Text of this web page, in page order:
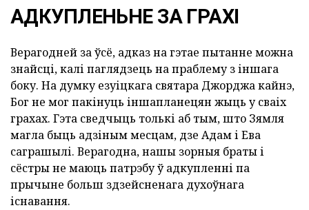
АДКУПЛЕНЬНЕ ЗА ГРАХІ
Верагодней за ўсё, адказ на гэтае пытанне можна
знайсці, калі паглядзець на праблему з іншага
боку. На думку езуіцкага святара Джорджа кайнэ,
Бог не мог пакінуць іншапланецян жыць у сваіх
грахах. Гэта сведчыць толькі аб тым, што Зямля
магла быць адзіным месцам, дзе Адам і Ева
саграшылі. Верагодна, нашы зорныя браты і
сёстры не маюць патрэбу ў адкупленні па
прычыне больш здзейсненага духоўнага
існавання.